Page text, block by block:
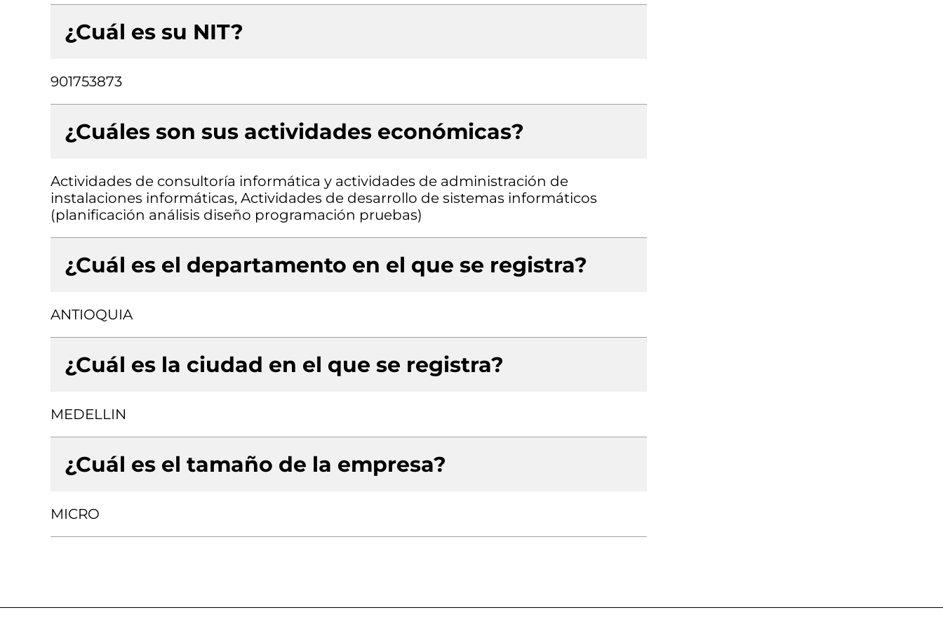
¿Cuál es su NIT?
901753873
¿Cuáles son sus actividades económicas?
Actividades de consultoría informática y actividades de administración de
instalaciones informáticas, Actividades de desarrollo de sistemas informáticos
(planificación análisis diseño programación pruebas)
¿Cuál es el departamento en el que se registra?
ANTIOQUIA
¿Cuál es la ciudad en el que se registra?
MEDELLIN
¿Cuál es el tamaño de la empresa?
MICRO